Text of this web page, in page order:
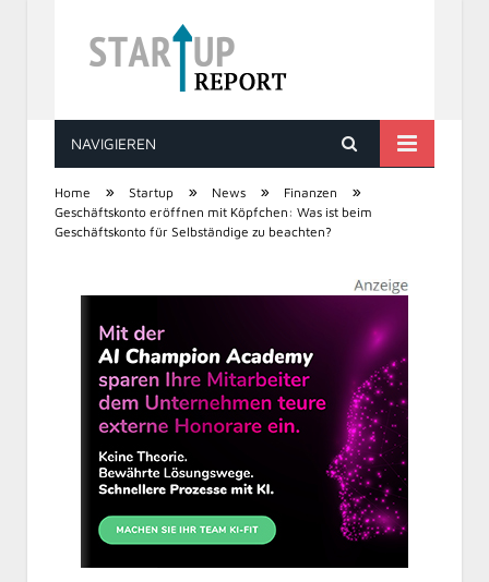
STARTUP REPORT
NAVIGIEREN
Home » Startup » News » Finanzen »
Geschäftskonto eröffnen mit Köpfchen: Was ist beim
Geschäftskonto für Selbständige zu beachten?